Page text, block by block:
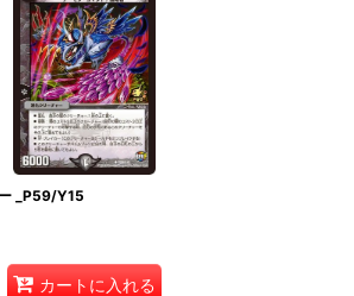
_P59/Y15
カートに入れる